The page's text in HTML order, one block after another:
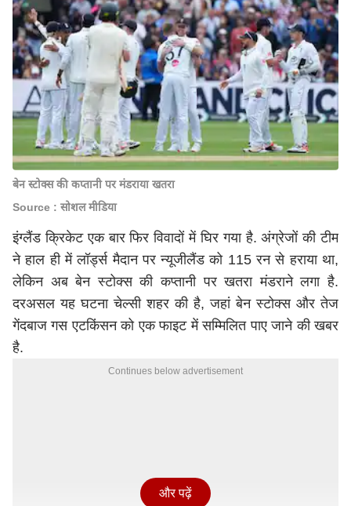
बेन स्टोक्स की कप्तानी पर मंडराया खतरा
Source : सोशल मीडिया
इंग्लैंड क्रिकेट एक बार फिर विवादों में घिर गया है. अंग्रेजों की टीम
ने हाल ही में लॉर्ड्स मैदान पर न्यूजीलैंड को 115 रन से हराया था,
लेकिन अब बेन स्टोक्स की कप्तानी पर खतरा मंडराने लगा है.
दरअसल यह घटना चेल्सी शहर की है, जहां बेन स्टोक्स और तेज
गेंदबाज गस एटकिंसन को एक फाइट में सम्मिलित पाए जाने की खबर
है.
Continues below advertisement
और पढ़ें